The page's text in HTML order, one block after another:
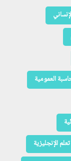
العمومية
تعلم الإنجليزية